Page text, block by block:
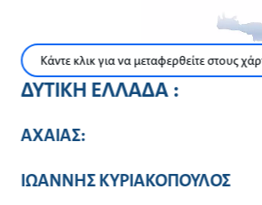
Κάντε κλικ για να μεταφερθείτε στους
ΔΥΤΙΚΗ ΕΛΛΑΔΑ :
ΑΧΑΙΑΣ:
ΙΩΑΝΝΗΣ ΚΥΡΙΑΚΟΠΟΥΛΟΣ